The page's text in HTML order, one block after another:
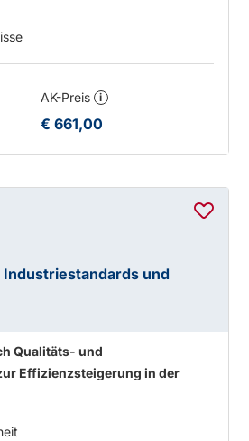
AK-Preis i
€ 661,00
und
Qualitäts- und
Effizienzsteigerung in der